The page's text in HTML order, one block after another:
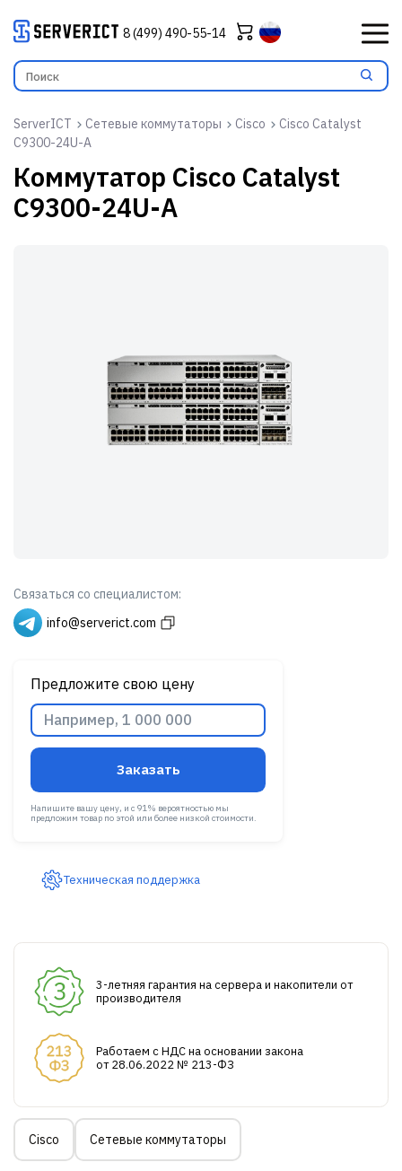
8 (499) 490-55-14
ServerICT Сетевые коммутаторы Cisco
Cisco Catalyst
C9300-24U-A
Коммутатор Cisco Catalyst
C9300-24U-A
Связаться со специалистом:
info@serverict.com
Предложите свою цену
Заказать
Напишите вашу цену, и с 91% вероятностью мы
предложим товар по этой или более низкой стоимости.
Техническая поддержка
3-летняя гарантия на сервера и накопители от
производителя
Работаем с НДС на основании закона
от 28.06.2022 № 213-ФЗ
Cisco Сетевые коммутаторы